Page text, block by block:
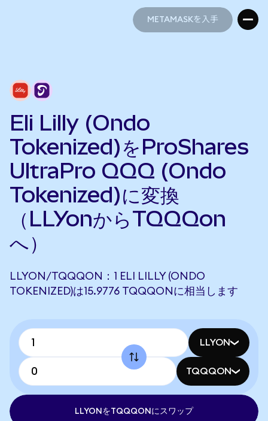
METAMASKを入手
Eli Lilly (Ondo
Tokenized)をProShares
UltraPro QQQ (Ondo
Tokenized)に変換
（LLYonからTQQQon
へ）
LLYON/TQQQON：1 ELI LILLY (ONDO
TOKENIZED)は15.9776 TQQQONに相当します
LLYON
TQQQON
LLYONをTQQQONにスワップ